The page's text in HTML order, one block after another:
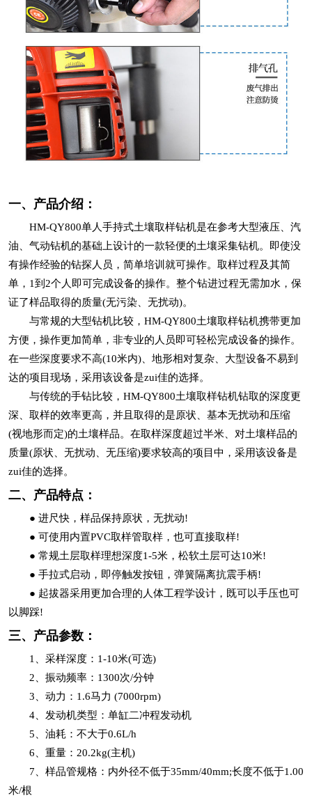
一、产品介绍：
HM-QY800单人手持式土壤取样钻机是在参考大型液压、汽
油、气动钻机的基础上设计的一款轻便的土壤采集钻机。即使没
有操作经验的钻探人员，简单培训就可操作。取样过程及其简
单，1到2个人即可完成设备的操作。整个钻进过程无需加水，保
证了样品取得的质量(无污染、无扰动)。
与常规的大型钻机比较，HM-QY800土壤取样钻机携带更加
方便，操作更加简单，非专业的人员即可轻松完成设备的操作。
在一些深度要求不高(10米内)、地形相对复杂、大型设备不易到
达的项目现场，采用该设备是zui佳的选择。
与传统的手钻比较，HM-QY800土壤取样钻机钻取的深度更
深、取样的效率更高，并且取得的是原状、基本无扰动和压缩
(视地形而定)的土壤样品。在取样深度超过半米、对土壤样品的
质量(原状、无扰动、无压缩)要求较高的项目中，采用该设备是
zui佳的选择。
二、产品特点：
● 进尺快，样品保持原状，无扰动!
● 可使用内置PVC取样管取样，也可直接取样!
● 常规土层取样理想深度1-5米，松软土层可达10米!
● 手拉式启动，即停触发按钮，弹簧隔离抗震手柄!
● 起拔器采用更加合理的人体工程学设计，既可以手压也可
以脚踩!
三、产品参数：
1、采样深度：1-10米(可选)
2、振动频率：1300次/分钟
3、动力：1.6马力 (7000rpm)
4、发动机类型：单缸二冲程发动机
5、油耗：不大于0.6L/h
6、重量：20.2kg(主机)
7、样品管规格：内外径不低于35mm/40mm;长度不低于1.00
米/根